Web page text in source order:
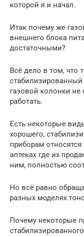
которой я и начал.
Итак почему же
внешнего блока
достаточными?
Всё дело в том, что
стабилизированный
газовой колонки не
работать.
Есть некоторые
хорошего,
приборам
аптеках где их
ним, полностью
Но всё равно
разных моделях
Почему некоторые